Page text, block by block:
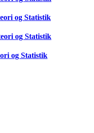
og Statistik
og Statistik
og Statistik